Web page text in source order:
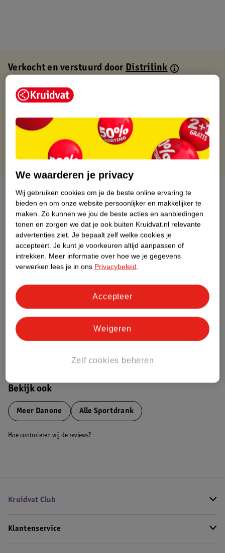
Verkocht en verstuurd doorDistrilink
Binnen 1 werkdag verstuurd
Gratis thuisbezorgd
Gratis punten met je Kruidvat kaart
Over dit product
Productinformatie
Etiketinformatie
Nature Impact Score
Impact Score.
Meer informatie
Bekijk ook
Meer Danone Alle Sportdrank
Hoe controleren wij de reviews?
Kruidvat Club
Klantenservice
We waarderen je privacy
Wij gebruiken cookies om je de beste online ervaring te
bieden en om onze website persoonlijker en makkelijker te
maken. Zo kunnen we jou de beste acties en aanbiedingen
tonen en zorgen we dat je ook buiten Kruidvat.nl relevante
advertenties ziet. Je bepaalt zelf welke cookies je
accepteert. Je kunt je voorkeuren altijd aanpassen of
intrekken. Meer informatie over hoe we je gegevens
verwerken lees je in ons Privacybeleid.
Zelf cookies beheren
Weigeren
Accepteer